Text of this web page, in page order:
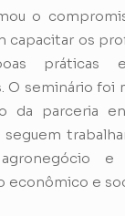
o
capacitar os
práticas
O seminário foi
da parceria
seguem
econômico e